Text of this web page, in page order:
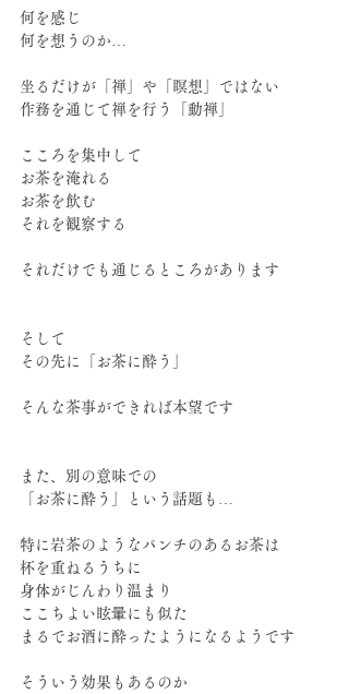
何を感じ
何を想うのか…
坐るだけが「禅」や「瞑想」ではない
作務を通じて禅を行う「動禅」
こころを集中して
お茶を淹れる
お茶を飲む
それを観察する
それだけでも通じるところがあります
そして
その先に「お茶に酔う」
そんな茶事ができれば本望です
また、別の意味での
「お茶に酔う」という話題も…
特に岩茶のようなパンチのあるお茶は
杯を重ねるうちに
身体がじんわり温まり
ここちよい眩暈にも似た
まるでお酒に酔ったようになるようです
そういう効果もあるのか